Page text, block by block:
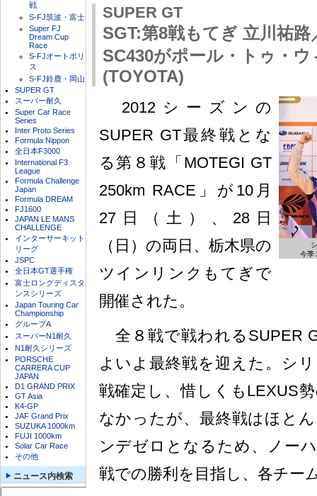
戦
S-FJ筑波・富士
Super FJ
Dream Cup
Race
S-FJオートポリ
ス
S-FJ鈴鹿・岡山
SUPER GT
スーパー耐久
Super Car Race
Series
Inter Proto Series
Formula Nippon
全日本F3000
International F3
League
Formula Challenge
Japan
Formula DREAM
FJ1600
JAPAN LE MANS
CHALLENGE
インターサーキット
リーグ
JSPC
全日本GT選手権
富士ロングディスタ
ンスシリーズ
Japan Touring Car
Championship
グループA
スーパーN1耐久
N1耐久シリーズ
PORSCHE
CARRERA CUP
JAPAN
D1 GRAND PRIX
GT Asia
K4-GP
JAF Grand Prix
SUZUKA 1000km
FUJI 1000km
Solar Car Race
その他
ニュース内検索
SUPER GT
SGT:第8戦もてぎ 立川祐
SC430がポール・トゥ・
(TOYOTA)
今季
2012シーズンの
SUPER GT最終戦とな
る第８戦「MOTEGI GT
250km RACE」が10月
27日（土）、28日
（日）の両日、栃木県の
ツインリンクもてぎで
開催された。
全８戦で戦われるSUPER
よいよ最終戦を迎えた。シ
戦確定し、惜しくもLEXUS
なかったが、最終戦はほと
ンデゼロとなるため、ノー
戦での勝利を目指し、各チー